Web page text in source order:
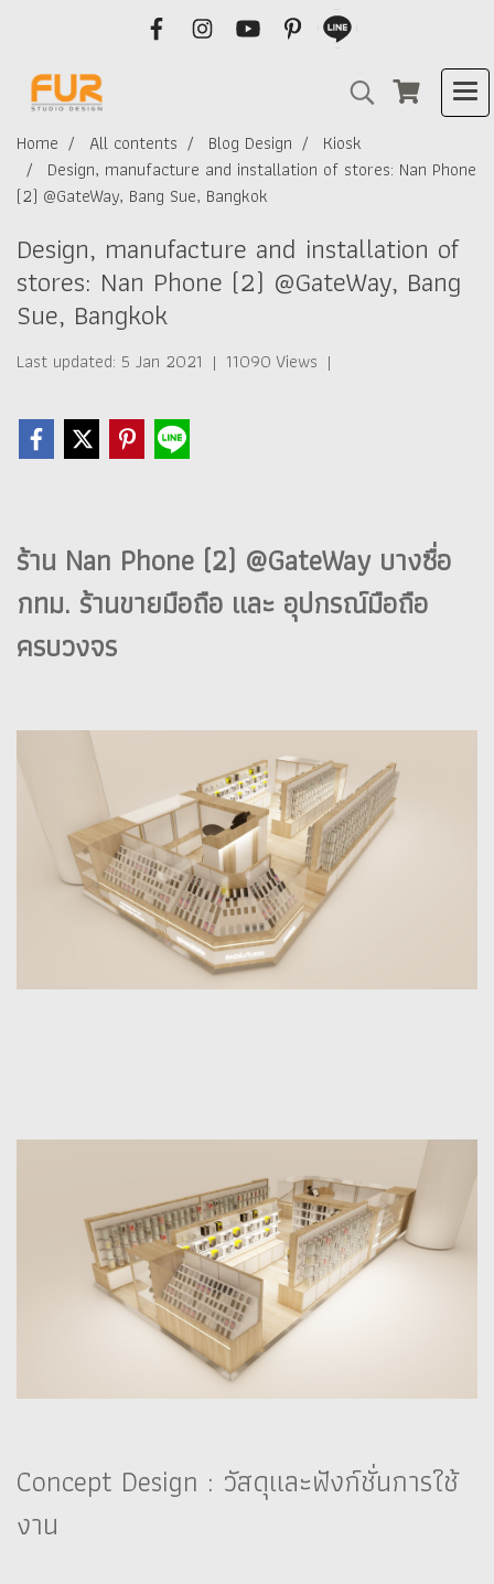
Home All contents Blog Design
Kiosk
Design, manufacture and installation of stores: Nan Phone
(2) @GateWay, Bang Sue, Bangkok
Design, manufacture and installation of
stores: Nan Phone (2) @GateWay, Bang
Sue, Bangkok
Last updated: 5 Jan 2021 | 11090 Views |
ร้าน Nan Phone (2) @GateWay บางซื่อ
กทม. ร้านขายมือถือ และ อุปกรณ์มือถือ
ครบวงจร
Concept Design : วัสดุและฟังก์ชั่นการใช้
งาน